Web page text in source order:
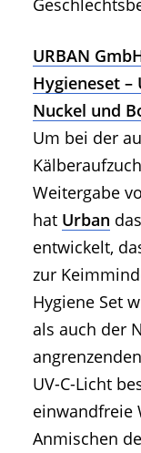
URBAN
Hygieneset –
Nuckel und
Um bei der
Weitergabe
hat Urban
entwickelt,
zur
Hygiene Set
als auch der
UV-C-Licht
einwandfreie
Anmischen